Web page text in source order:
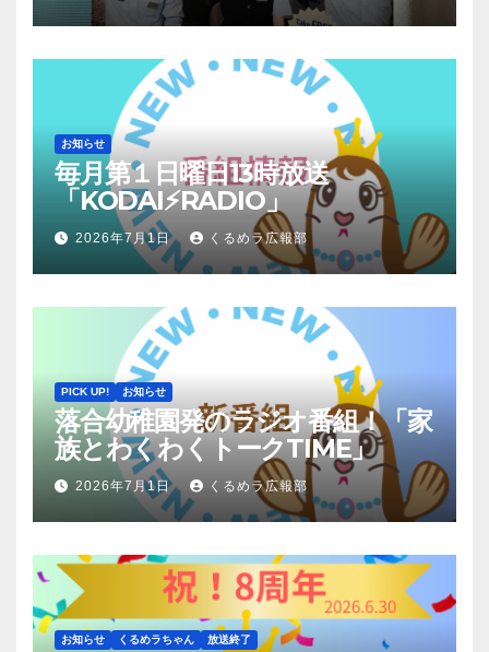
お知らせ
毎月第１日曜日13時放送
「KODAI⚡RADIO」
2026年7月1日 くるめラ広報部
PICK UP! お知らせ
落合幼稚園発のラジオ番組！「家
族とわくわくトークTIME」
2026年7月1日 くるめラ広報部
お知らせ くるめラちゃん 放送終了